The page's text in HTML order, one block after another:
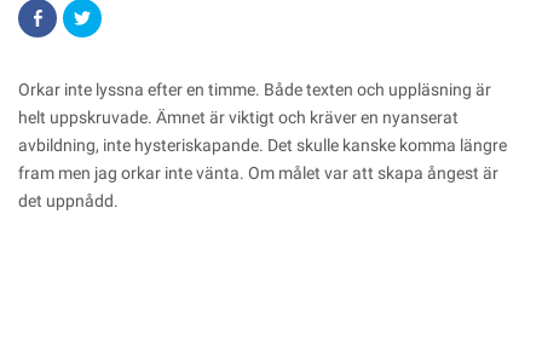
Click
to
share
(Opens
in
new
window)
Click
to
(Opens
in
new
Orkar inte lyssna efter en timme. Både texten och uppläsning är
helt uppskruvade. Ämnet är viktigt och kräver en nyanserat
avbildning, inte hysteriskapande. Det skulle kanske komma längre
fram men jag orkar inte vänta. Om målet var att skapa ångest är
det uppnådd.